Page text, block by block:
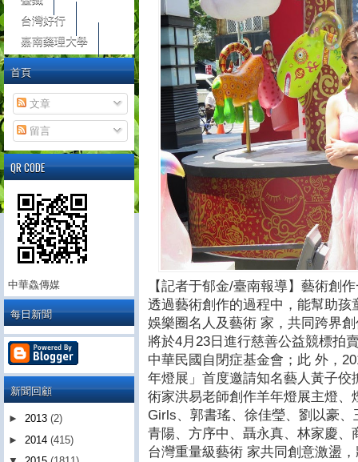
【記者于郁金/臺南報導】藝術創
透過藝術創作的過程中，能幫助
娛樂圈名人及藝術 家，共同跨界
將於4月23日進行慈善公益競標拍
中華民國自閉症基金會；此 外，
年燈展」首度邀請知名藝人黃子
術家洪易老師創作羊年燈展主燈、
Girls、郭書瑤、徐佳瑩、劉以豪
青陽、方序中、聶永真、林家慶
台灣重量級藝術 家共同創意激盪
台灣好行
嘉南藥理大學
首頁
文章
留言
QR CODE
中華鱻傳媒
每日新聞
新聞回顧
► 2013 (2)
► 2014 (415)